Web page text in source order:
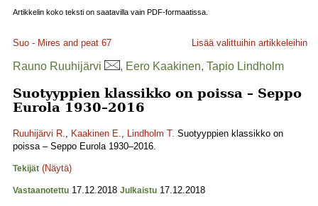
Artikkelin koko teksti on saatavilla vain PDF-formaatissa.
Suo - Mires and peat 67 Lisää valittuihin artikkeleihin
Rauno Ruuhijärvi , Eero Kaakinen, Tapio Lindholm
Suotyyppien klassikko on poissa – Seppo
Eurola 1930–2016
Ruuhijärvi R., Kaakinen E., Lindholm T. Suotyyppien klassikko on
poissa – Seppo Eurola 1930–2016.
Tekijät (Näytä)
Vastaanotettu 17.12.2018 Julkaistu 17.12.2018